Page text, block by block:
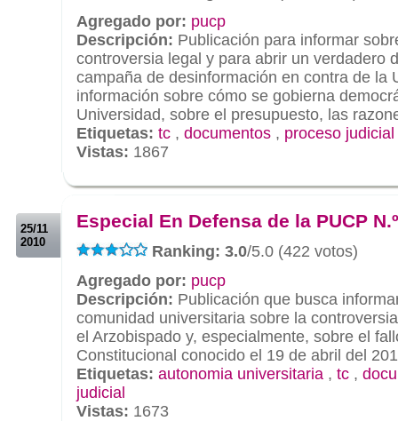
Agregado por: pucp
Descripción: Publicación para informar
controversia legal y para abrir un verdadero
campaña de desinformación en contra de la
información sobre cómo se gobierna
Universidad, sobre el presupuesto, las
Etiquetas: tc , documentos , proceso judicial
Vistas: 1867
25/11
2010
Especial En Defensa de la PUCP
Ranking: 3.0/5.0 (422 votos)
Agregado por: pucp
Descripción: Publicación que busca
comunidad universitaria sobre la
el Arzobispado y, especialmente, sobre el
Constitucional conocido el 19 de abril del
Etiquetas: autonomia universitaria , tc ,
judicial
Vistas: 1673